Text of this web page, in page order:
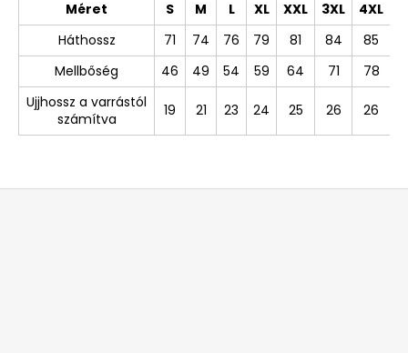
Méret
S M L XL XXL 3XL
4XL
Háthossz
71 74 76 79 81 84
85
Mellbőség
46 49 54 59 64 71
78
Ujjhossz a varrástól
számítva
19 21 23 24 25 26 26
L